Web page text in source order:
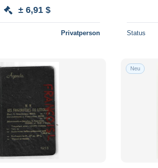
± 6,91 $
Privatperson Status
Neu